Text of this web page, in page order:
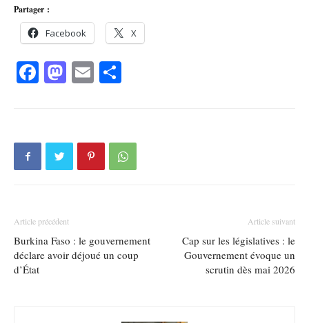
Partager :
Facebook X
Facebook
Mastodon
Email
Article précédent
Burkina Faso : le gouvernement
déclare avoir déjoué un coup
d’État
Article suivant
Cap sur les législatives : le
Gouvernement évoque un
scrutin dès mai 2026